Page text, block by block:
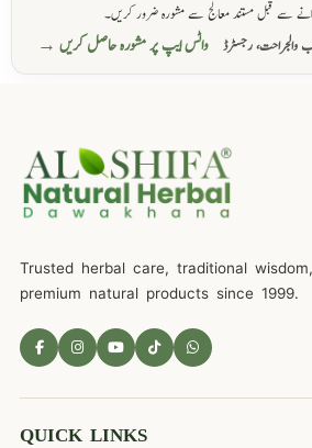
سے قبل مستند معالج سے مشورہ ضرور کریں۔
والجراحت، رجسٹرڈ
واٹس ایپ پر مشورہ حاصل کریں →
Trusted herbal care, traditional
premium natural products since 1999.
QUICK LINKS